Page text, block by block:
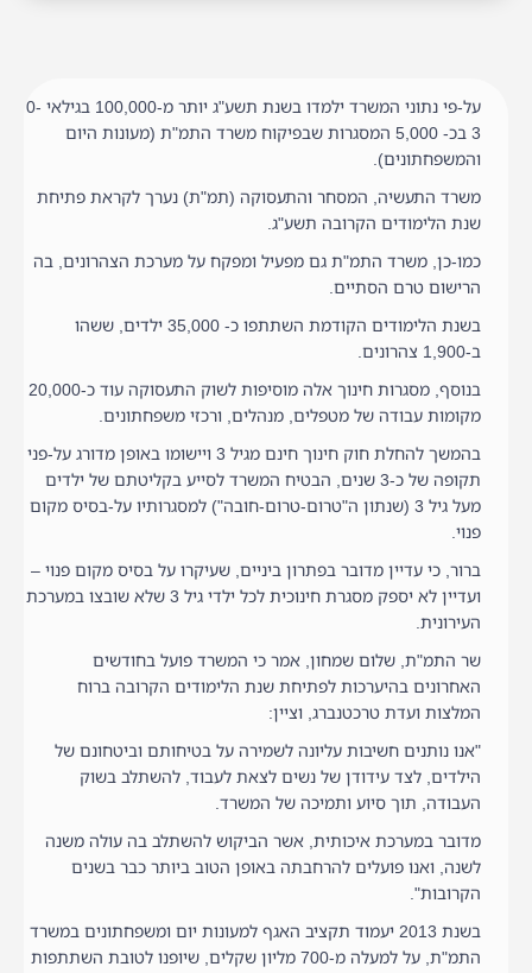
על-פי נתוני המשרד ילמדו בשנת תשע"ג יותר מ-100,000 בגילאי 0-
3 בכ- 5,000 המסגרות שבפיקוח משרד התמ"ת (מעונות היום
והמשפחתונים).
משרד התעשיה, המסחר והתעסוקה (תמ"ת) נערך לקראת פתיחת
שנת הלימודים הקרובה תשע"ג.
כמו-כן, משרד התמ"ת גם מפעיל ומפקח על מערכת הצהרונים, בה
הרישום טרם הסתיים.
בשנת הלימודים הקודמת השתתפו כ- 35,000 ילדים, ששהו
ב-1,900 צהרונים.
בנוסף, מסגרות חינוך אלה מוסיפות לשוק התעסוקה עוד כ-20,000
מקומות עבודה של מטפלים, מנהלים, ורכזי משפחתונים.
בהמשך להחלת חוק חינוך חינם מגיל 3 ויישומו באופן מדורג על-פני
תקופה של כ-3 שנים, הבטיח המשרד לסייע בקליטתם של ילדים
מעל גיל 3 (שנתון ה"טרום-טרום-חובה") למסגרותיו על-בסיס מקום
פנוי.
ברור, כי עדיין מדובר בפתרון ביניים, שעיקרו על בסיס מקום פנוי –
ועדיין לא יספק מסגרת חינוכית לכל ילדי גיל 3 שלא שובצו במערכת
העירונית.
שר התמ"ת, שלום שמחון, אמר כי המשרד פועל בחודשים
האחרונים בהיערכות לפתיחת שנת הלימודים הקרובה ברוח
המלצות ועדת טרכטנברג, וציין:
"אנו נותנים חשיבות עליונה לשמירה על בטיחותם וביטחונם של
הילדים, לצד עידודן של נשים לצאת לעבוד, להשתלב בשוק
העבודה, תוך סיוע ותמיכה של המשרד.
מדובר במערכת איכותית, אשר הביקוש להשתלב בה עולה משנה
לשנה, ואנו פועלים להרחבתה באופן הטוב ביותר כבר בשנים
הקרובות".
בשנת 2013 יעמוד תקציב האגף למעונות יום ומשפחתונים במשרד
התמ"ת, על למעלה מ-700 מליון שקלים, שיופנו לטובת השתתפות